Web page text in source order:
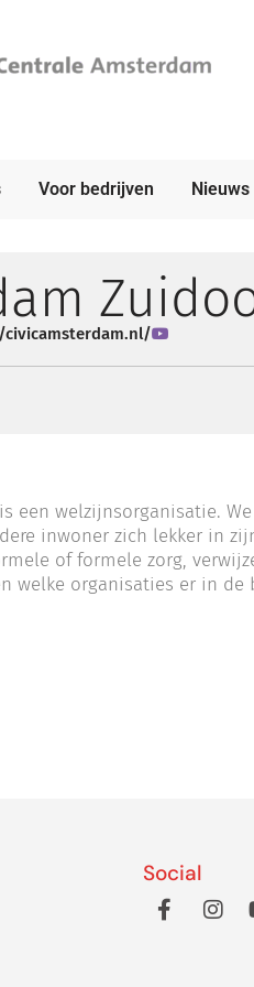
Voor bedrijven Nieuws
een welzijnsorganisatie.
inwoner zich lekker in
of formele zorg,
welke organisaties er in
Social